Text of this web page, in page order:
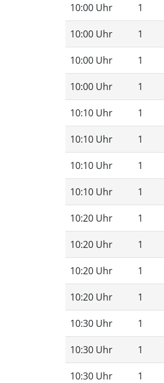
10:00 Uhr 1
10:00 Uhr 1
10:00 Uhr 1
10:00 Uhr 1
10:10 Uhr 1
10:10 Uhr 1
10:10 Uhr 1
10:10 Uhr 1
10:20 Uhr 1
10:20 Uhr 1
10:20 Uhr 1
10:20 Uhr 1
10:30 Uhr 1
10:30 Uhr 1
10:30 Uhr 1